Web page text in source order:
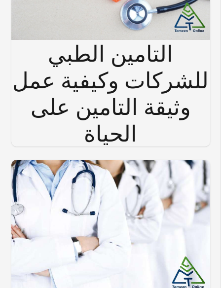
التامين الطبي
للشركات وكيفية عمل
وثيقة التامين على
الحياة